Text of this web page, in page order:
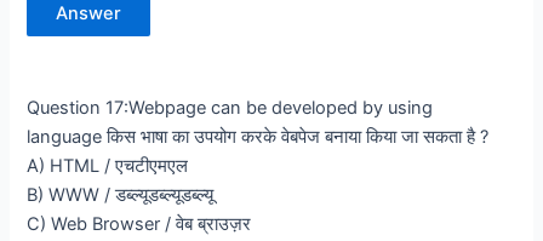
Answer
Question 17:Webpage can be developed by using
language किस भाषा का उपयोग करके वेबपेज बनाया किया जा सकता है ?
A) HTML / एचटीएमएल
B) WWW / डब्ल्यूडब्ल्यूडब्ल्यू
C) Web Browser / वेब ब्राउज़र